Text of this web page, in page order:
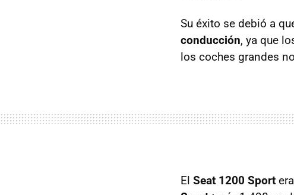
Su éxito se debió a
conducción, ya que
los coches grandes
El Seat 1200 Sport